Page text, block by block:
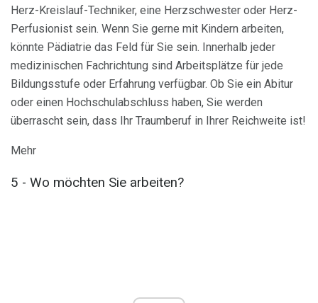
Herz-Kreislauf-Techniker, eine Herzschwester oder Herz-
Perfusionist sein. Wenn Sie gerne mit Kindern arbeiten,
könnte Pädiatrie das Feld für Sie sein. Innerhalb jeder
medizinischen Fachrichtung sind Arbeitsplätze für jede
Bildungsstufe oder Erfahrung verfügbar. Ob Sie ein Abitur
oder einen Hochschulabschluss haben, Sie werden
überrascht sein, dass Ihr Traumberuf in Ihrer Reichweite ist!
Mehr
5 - Wo möchten Sie arbeiten?